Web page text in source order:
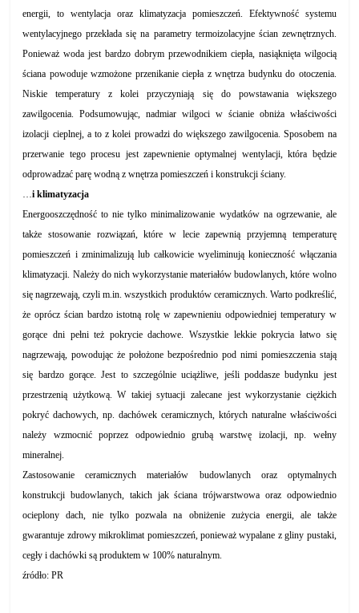
energii, to wentylacja oraz klimatyzacja pomieszczeń. Efektywność systemu
wentylacyjnego przekłada się na parametry termoizolacyjne ścian zewnętrznych.
Ponieważ woda jest bardzo dobrym przewodnikiem ciepła, nasiąknięta wilgocią
ściana powoduje wzmożone przenikanie ciepła z wnętrza budynku do otoczenia.
Niskie temperatury z kolei przyczyniają się do powstawania większego
zawilgocenia. Podsumowując, nadmiar wilgoci w ścianie obniża właściwości
izolacji cieplnej, a to z kolei prowadzi do większego zawilgocenia. Sposobem na
przerwanie tego procesu jest zapewnienie optymalnej wentylacji, która będzie
odprowadzać parę wodną z wnętrza pomieszczeń i konstrukcji ściany.
…i klimatyzacja
Energooszczędność to nie tylko minimalizowanie wydatków na ogrzewanie, ale
także stosowanie rozwiązań, które w lecie zapewnią przyjemną temperaturę
pomieszczeń i zminimalizują lub całkowicie wyeliminują konieczność włączania
klimatyzacji. Należy do nich wykorzystanie materiałów budowlanych, które wolno
się nagrzewają, czyli m.in. wszystkich produktów ceramicznych. Warto podkreślić,
że oprócz ścian bardzo istotną rolę w zapewnieniu odpowiedniej temperatury w
gorące dni pełni też pokrycie dachowe. Wszystkie lekkie pokrycia łatwo się
nagrzewają, powodując że położone bezpośrednio pod nimi pomieszczenia stają
się bardzo gorące. Jest to szczególnie uciążliwe, jeśli poddasze budynku jest
przestrzenią użytkową. W takiej sytuacji zalecane jest wykorzystanie ciężkich
pokryć dachowych, np. dachówek ceramicznych, których naturalne właściwości
należy wzmocnić poprzez odpowiednio grubą warstwę izolacji, np. wełny
mineralnej.
Zastosowanie ceramicznych materiałów budowlanych oraz optymalnych
konstrukcji budowlanych, takich jak ściana trójwarstwowa oraz odpowiednio
ocieplony dach, nie tylko pozwala na obniżenie zużycia energii, ale także
gwarantuje zdrowy mikroklimat pomieszczeń, ponieważ wypalane z gliny pustaki,
cegły i dachówki są produktem w 100% naturalnym.
źródło: PR